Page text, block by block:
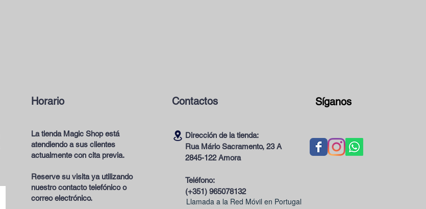
Horario
La tienda Magic Shop está
atendiendo a sus clientes
actualmente con cita previa.
Reserve su visita ya utilizando
nuestro contacto telefónico o
correo electrónico.
Contactos Síganos
Dirección de la tienda:
Rua Mário Sacramento, 23 A
2845-122 Amora
Teléfono:
(+351) 965078132
Llamada a la Red Móvil en Portugal